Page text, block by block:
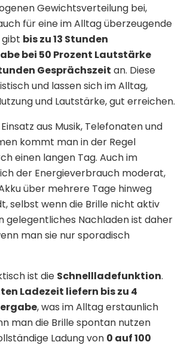
Gewichtsverteilung bei,
für eine im Alltag überzeugende
gibt bis zu 13 Stunden
bei 50 Prozent Lautstärke
Gesprächszeit an. Diese
und lassen sich im Alltag,
und Lautstärke, gut erreichen.
aus Musik, Telefonaten und
kommt man in der Regel
einen langen Tag. Auch im
der Energieverbrauch moderat,
über mehrere Tage hinweg
selbst wenn die Brille nicht aktiv
gelegentliches Nachladen ist daher
man sie nur sporadisch
ist die Schnellladefunktion.
Ladezeit liefern bis zu 4
, was im Alltag erstaunlich
man die Brille spontan nutzen
Ladung von 0 auf 100